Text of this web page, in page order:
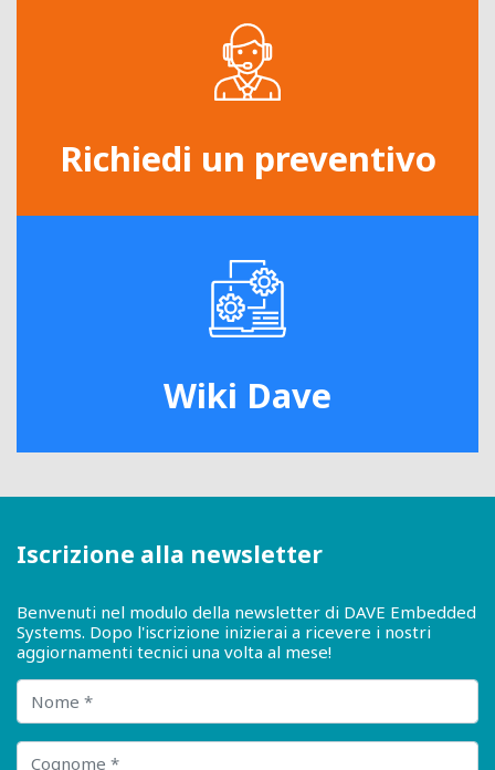
Richiedi un preventivo
Wiki Dave
Iscrizione alla newsletter
Benvenuti nel modulo della newsletter di DAVE Embedded
Systems. Dopo l'iscrizione inizierai a ricevere i nostri
aggiornamenti tecnici una volta al mese!
Nome
Cognome